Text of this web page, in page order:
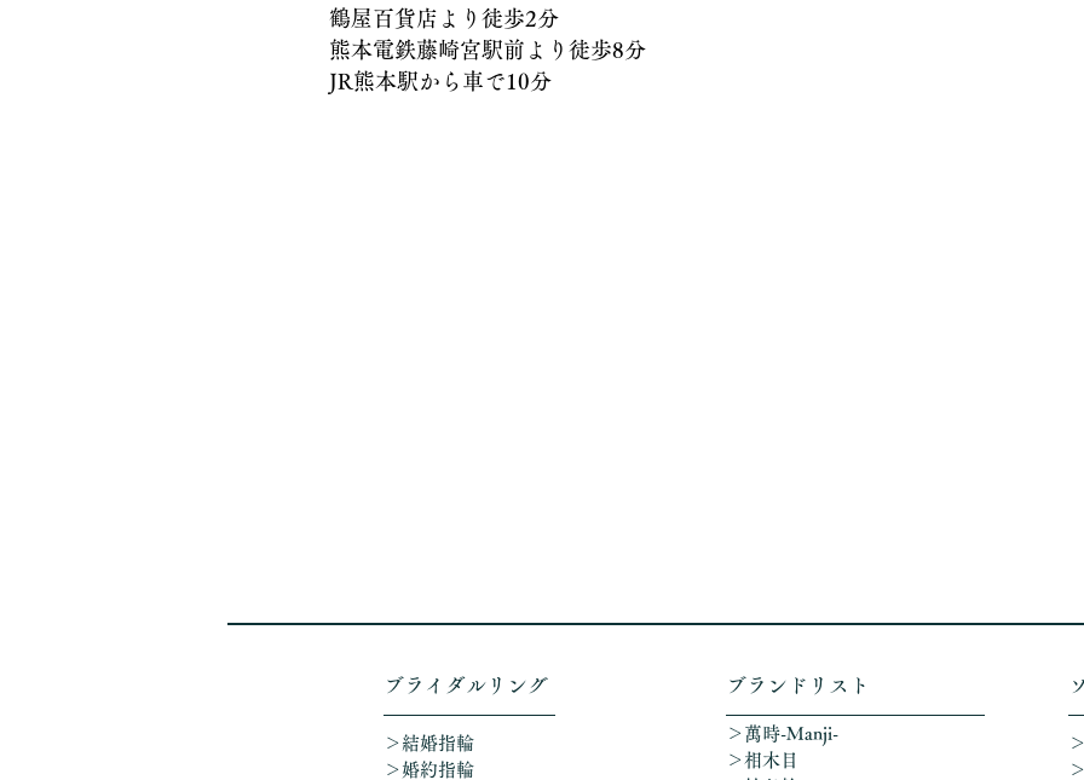
鶴屋百貨店より徒歩2分
熊本電鉄藤崎宮駅前より徒歩8分
JR熊本駅から車で10分
​ブライダルリング
＞結婚指輪
＞婚約指輪
​ブランドリスト
＞萬時-Manji-
＞相木目